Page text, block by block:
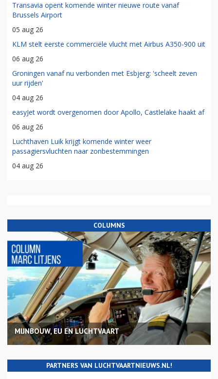
Transavia opent komende winter nieuwe route vanaf
Brussels Airport
05 aug 26
KLM stelt eerste commerciële vlucht met Airbus A350-900 uit
06 aug 26
Groningen vanaf nu verbonden met Esbjerg: 'scheelt zeven
uur rijden'
04 aug 26
easyJet wordt overgenomen door Apollo, Castlelake haakt af
06 aug 26
Luchthaven Luik krijgt komende winter weer
passagiersvluchten naar zonbestemmingen
04 aug 26
COLUMNS
MIJNBOUW, EU EN LUCHTVAART
PARTNERS VAN LUCHTVAARTNIEUWS.NL!